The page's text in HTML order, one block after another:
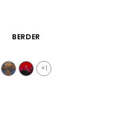
APERÇU RAPIDE
BERDER
+1